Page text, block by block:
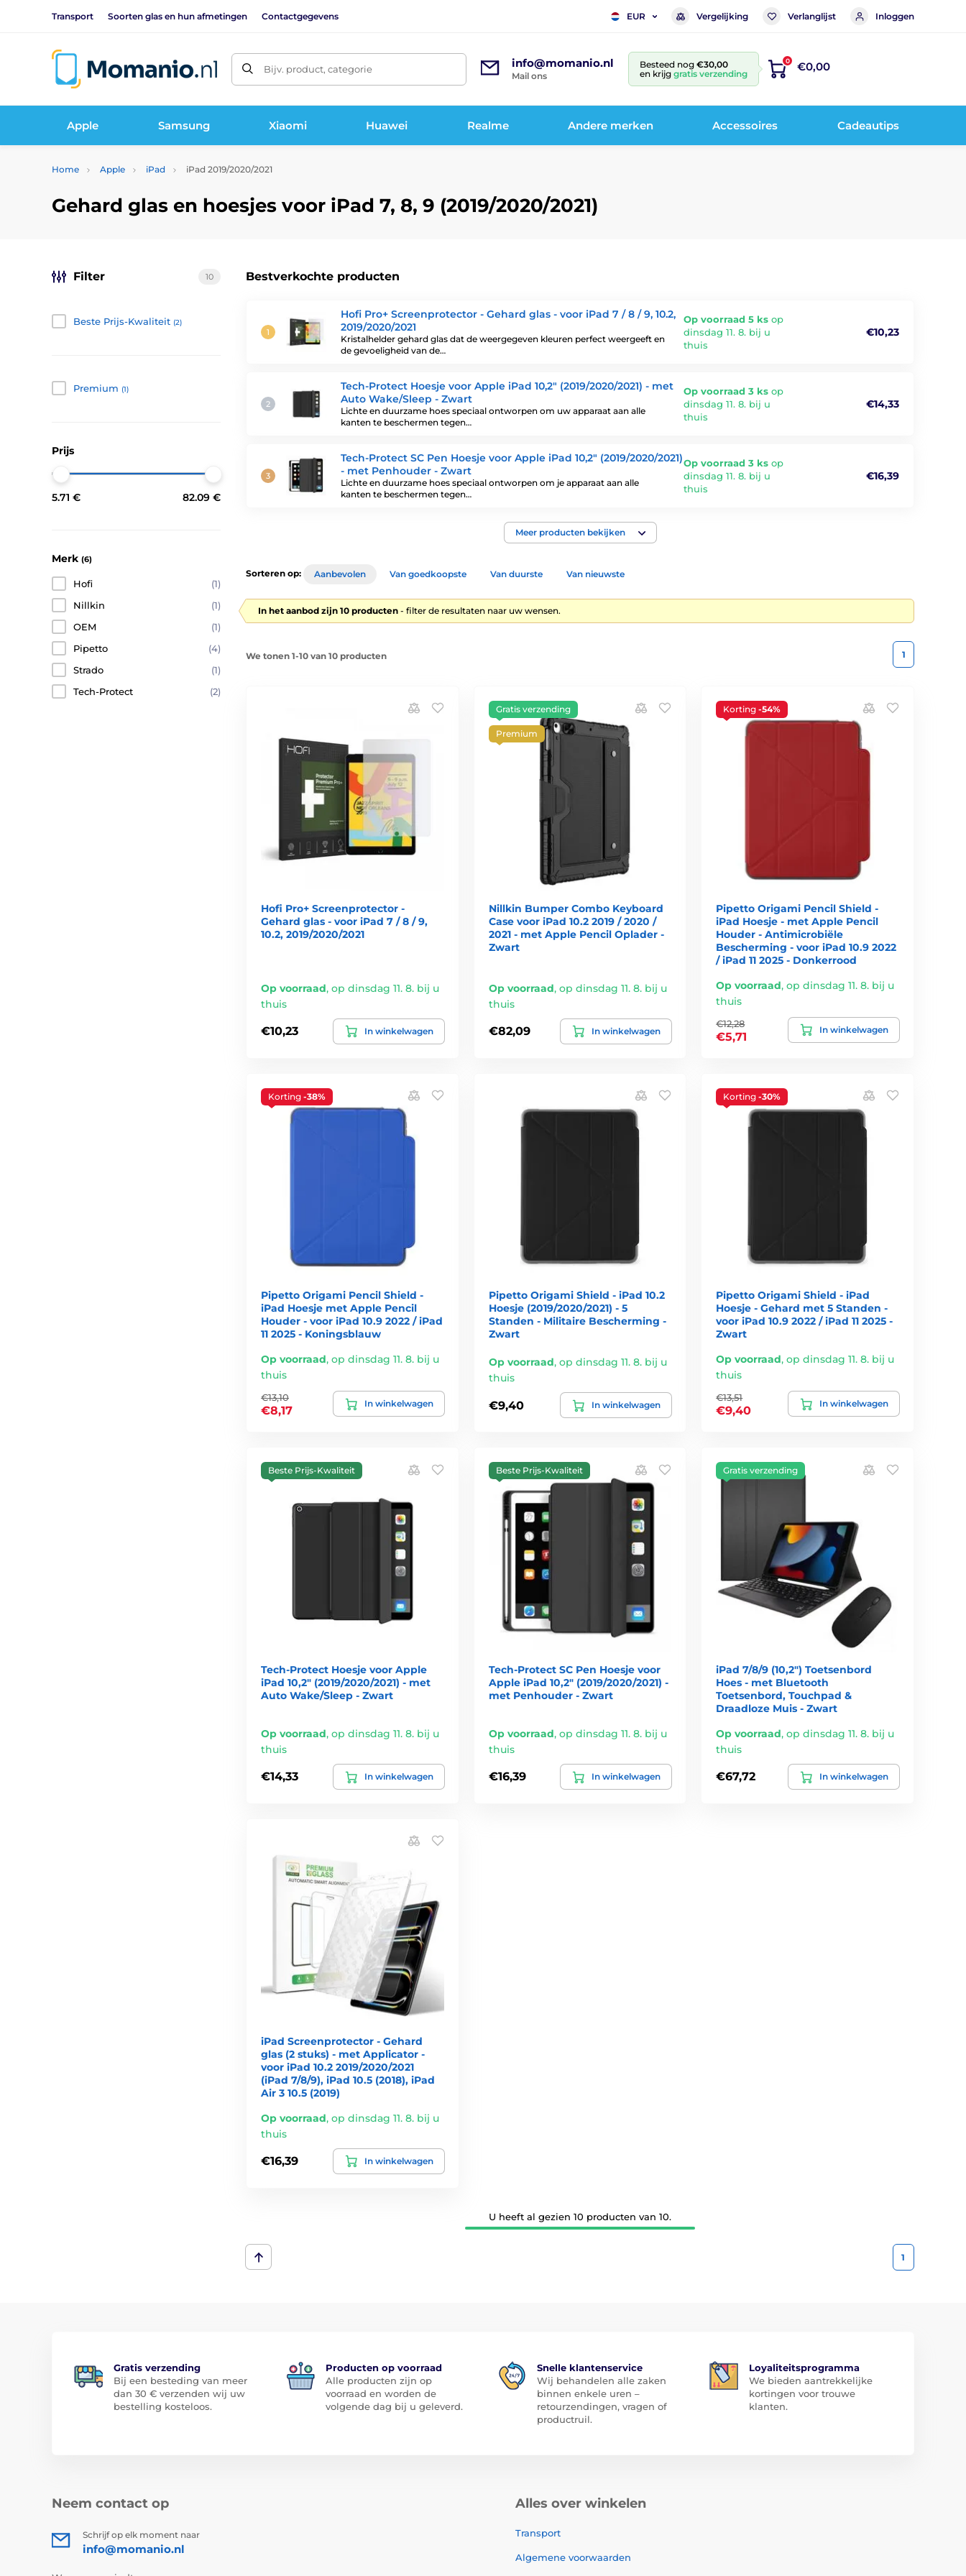
Transport Soorten glas en hun afmetingen Contactgegevens EUR Vergelijking Verlanglijst Inloggen
Bijv. product, categorie info@momanio.nl
Mail ons
Besteed nog €30,00
en krijg gratis verzending
0 €0,00
Apple Samsung Xiaomi Huawei Realme Andere merken Accessoires Cadeautips
Home Apple iPad iPad 2019/2020/2021
Gehard glas en hoesjes voor iPad 7, 8, 9 (2019/2020/2021)
Bestverkochte producten
Hofi Pro+ Screenprotector - Gehard glas - voor iPad 7 / 8 / 9, 10.2,
2019/2020/2021
Kristalhelder gehard glas dat de weergegeven kleuren perfect weergeeft en
de gevoeligheid van de…
Op voorraad 5 ks op
dinsdag 11. 8. bij u
thuis
€10,23
Tech-Protect Hoesje voor Apple iPad 10,2" (2019/2020/2021) - met
Auto Wake/Sleep - Zwart
Lichte en duurzame hoes speciaal ontworpen om uw apparaat aan alle
kanten te beschermen tegen…
Op voorraad 3 ks op
dinsdag 11. 8. bij u
thuis
€14,33
Tech-Protect SC Pen Hoesje voor Apple iPad 10,2" (2019/2020/2021)
- met Penhouder - Zwart
Lichte en duurzame hoes speciaal ontworpen om je apparaat aan alle
kanten te beschermen tegen…
Op voorraad 3 ks op
dinsdag 11. 8. bij u
thuis
€16,39
Meer producten bekijken
Filter 10
Beste Prijs-Kwaliteit (2)
Premium (1)
Prijs
5.71 € 82.09 €
Merk (6)
Hofi
(1)
Nillkin
(1)
OEM
(1)
Pipetto
(4)
Strado
(1)
Tech-Protect
(2)
Sorteren op: Aanbevolen Van goedkoopste Van duurste Van nieuwste
In het aanbod zijn 10 producten - filter de resultaten naar uw wensen.
We tonen 1-10 van 10 producten 1
Hofi Pro+ Screenprotector -
Gehard glas - voor iPad 7 / 8 / 9,
10.2, 2019/2020/2021
Op voorraad, op dinsdag 11. 8. bij u
thuis
€10,23 In winkelwagen
Gratis verzending
Premium
Nillkin Bumper Combo Keyboard
Case voor iPad 10.2 2019 / 2020 /
2021 - met Apple Pencil Oplader -
Zwart
Op voorraad, op dinsdag 11. 8. bij u
thuis
€82,09 In winkelwagen
Korting-54%
Pipetto Origami Pencil Shield -
iPad Hoesje - met Apple Pencil
Houder - Antimicrobiële
Bescherming - voor iPad 10.9 2022
/ iPad 11 2025 - Donkerrood
Op voorraad,op dinsdag 11. 8. bij u
thuis
€12,28
€5,71
In winkelwagen
Korting -38%
Pipetto Origami Pencil Shield -
iPad Hoesje met Apple Pencil
Houder - voor iPad 10.9 2022 / iPad
11 2025 - Koningsblauw
Op voorraad, op dinsdag 11. 8. bij u
thuis
€13,10
€8,17
In winkelwagen
Pipetto Origami Shield - iPad 10.2
Hoesje (2019/2020/2021) - 5
Standen - Militaire Bescherming -
Zwart
Op voorraad, op dinsdag 11. 8. bij u
thuis
€9,40 In winkelwagen
Korting-30%
Pipetto Origami Shield - iPad
Hoesje - Gehard met 5 Standen -
voor iPad 10.9 2022 / iPad 11 2025 -
Zwart
Op voorraad,op dinsdag 11. 8. bij u
thuis
€13,51
€9,40
In winkelwagen
Beste Prijs-Kwaliteit
Tech-Protect Hoesje voor Apple
iPad 10,2" (2019/2020/2021) - met
Auto Wake/Sleep - Zwart
Op voorraad, op dinsdag 11. 8. bij u
thuis
€14,33 In winkelwagen
Beste Prijs-Kwaliteit
Tech-Protect SC Pen Hoesje voor
Apple iPad 10,2" (2019/2020/2021) -
met Penhouder - Zwart
Op voorraad, op dinsdag 11. 8. bij u
thuis
€16,39 In winkelwagen
Gratis verzending
iPad 7/8/9 (10,2") Toetsenbord
Hoes - met Bluetooth
Toetsenbord, Touchpad &
Draadloze Muis - Zwart
Op voorraad,op dinsdag 11. 8. bij u
thuis
€67,72 In winkelwagen
iPad Screenprotector - Gehard
glas (2 stuks) - met Applicator -
voor iPad 10.2 2019/2020/2021
(iPad 7/8/9), iPad 10.5 (2018), iPad
Air 3 10.5 (2019)
Op voorraad, op dinsdag 11. 8. bij u
thuis
€16,39 In winkelwagen
U heeft al gezien 10 producten van 10.
1
Gratis verzending
Bij een besteding van meer
dan 30 € verzenden wij uw
bestelling kosteloos.
Producten op voorraad
Alle producten zijn op
voorraad en worden de
volgende dag bij u geleverd.
Snelle klantenservice
Wij behandelen alle zaken
binnen enkele uren –
retourzendingen, vragen of
productruil.
Loyaliteitsprogramma
We bieden aantrekkelijke
kortingen voor trouwe
klanten.
Neem contact op
Schrijf op elk moment naar
info@momanio.nl
Alles over winkelen
Transport
Algemene voorwaarden